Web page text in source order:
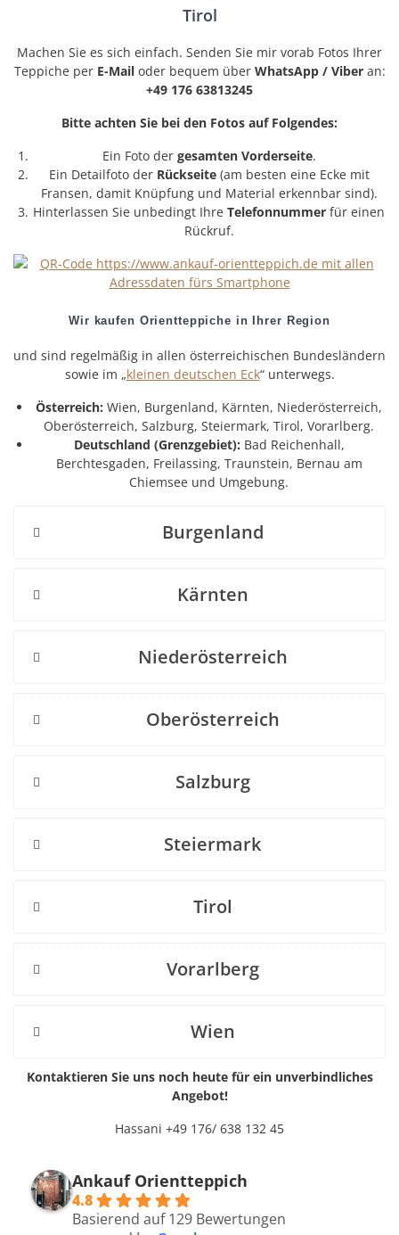
Tirol
Machen Sie es sich einfach. Senden Sie mir vorab Fotos Ihrer
Teppiche per E-Mailoder bequem über WhatsApp / Viberan:
+49 176 63813245
Bitte achten Sie bei den Fotos auf Folgendes:
Ein Foto der gesamten Vorderseite.
Ein Detailfoto der Rückseite(am besten eine Ecke mit
Fransen, damit Knüpfung und Material erkennbar sind).
Hinterlassen Sie unbedingt Ihre Telefonnummer für einen
Rückruf.
Wir kaufen Orientteppiche in Ihrer Region
und sind regelmäßig in allen österreichischen Bundesländern
sowie im „kleinen deutschen Eck“ unterwegs.
Österreich: Wien, Burgenland, Kärnten, Niederösterreich,
Oberösterreich, Salzburg, Steiermark, Tirol, Vorarlberg.
Deutschland (Grenzgebiet): Bad Reichenhall,
Berchtesgaden, Freilassing, Traunstein, Bernau am
Chiemsee und Umgebung.
Burgenland
Kärnten
Niederösterreich
Oberösterreich
Salzburg
Steiermark
Tirol
Vorarlberg
Wien
Kontaktieren Sie uns noch heute für ein unverbindliches
Angebot!
Hassani +49 176/ 638 132 45
Ankauf Orientteppich
4.8
Basierend auf 129 Bewertungen